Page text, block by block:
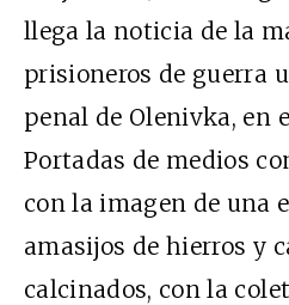
llega la noticia de la
prisioneros de guerra
penal de Olenivka, en
Portadas de medios
con la imagen de una
amasijos de hierros y
calcinados, con la